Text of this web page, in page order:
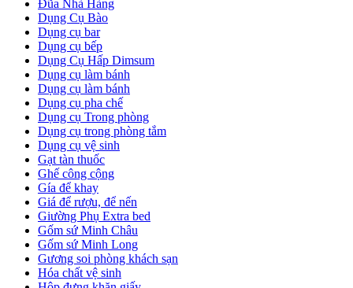
Đũa Nhà Hàng
Dụng Cụ Bào
Dụng cụ bar
Dụng cụ bếp
Dụng Cụ Hấp Dimsum
Dụng cụ làm bánh
Dụng cụ làm bánh
Dụng cụ pha chế
Dụng cụ Trong phòng
Dụng cụ trong phòng tắm
Dụng cụ vệ sinh
Gạt tàn thuốc
Ghế công cộng
Gía để khay
Giá để rượu, để nến
Giường Phụ Extra bed
Gốm sứ Minh Châu
Gốm sứ Minh Long
Gương soi phòng khách sạn
Hóa chất vệ sinh